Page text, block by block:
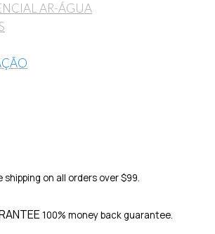
AR-ÁGUA
shipping on all orders over $99.
100% money back guarantee.